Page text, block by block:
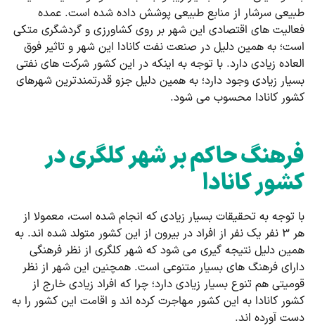
طبیعی سرشار از منابع طبیعی پوشش داده شده است. عمده
فعالیت های اقتصادی این شهر بر روی کشاورزی و گردشگری متکی
است؛ به همین دلیل در صنعت نفت کانادا این شهر و تاثیر فوق
العاده زیادی دارد. با توجه به اینکه در این کشور شرکت های نفتی
بسیار زیادی وجود دارد؛ به همین دلیل جزو قدرتمندترین شهرهای
کشور کانادا محسوب می شود.
فرهنگ حاکم بر شهر کلگری در
کشور کانادا
با توجه به تحقیقات بسیار زیادی که انجام شده است، معمولا از
هر ۳ نفر یک نفر از افراد در بیرون از این کشور متولد شده اند. به
همین دلیل نتیجه گیری می شود که شهر کلگری از نظر فرهنگی
دارای فرهنگ های بسیار متنوعی است. همچنین این شهر از نظر
قومیتی هم تنوع بسیار زیادی دارد؛ چرا که افراد زیادی خارج از
کشور کانادا به این کشور مهاجرت کرده اند و اقامت این کشور را به
دست آورده اند.